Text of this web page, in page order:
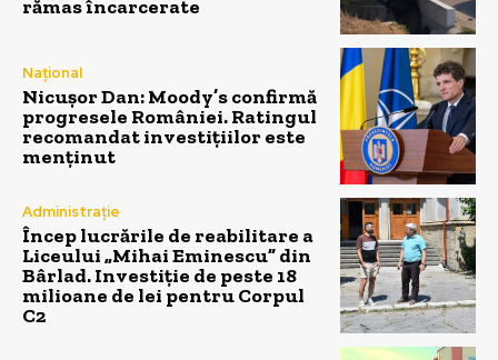
rămas încarcerate
Național
Nicușor Dan: Moody’s confirmă
progresele României. Ratingul
recomandat investițiilor este
menținut
Administrație
Încep lucrările de reabilitare a
Liceului „Mihai Eminescu” din
Bârlad. Investiție de peste 18
milioane de lei pentru Corpul
C2